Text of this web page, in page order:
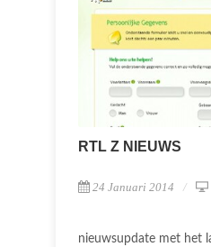
RTL Z NIEUWS
24 Januari 2014
nieuwsupdate met het